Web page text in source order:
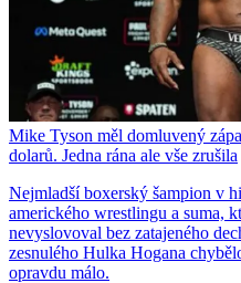
Mike Tyson měl domluvený
dolarů. Jedna rána ale vše zrušila
Nejmladší boxerský šampion v
amerického wrestlingu a suma,
nevyslovoval bez zatajeného
zesnulého Hulka Hogana
opravdu málo.